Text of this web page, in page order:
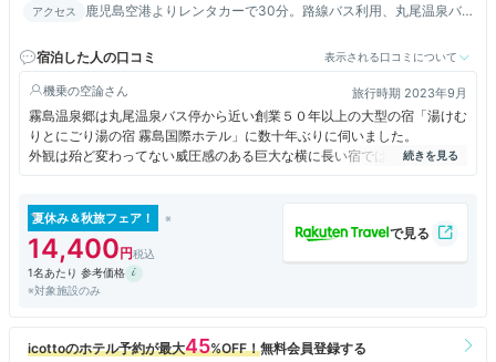
アクセス
鹿児島空港よりレンタカーで30分。路線バス利用、丸尾温泉バ
宿泊した人の口コミ
表示される口コミについて
機乗の空論 旅行時期 2023年9月
霧島温泉郷は丸尾温泉バス停から近い創業５０年以上の大型の宿「湯けむ
りとにごり湯の宿 霧島国際ホテル」に数十年ぶりに伺いました。
外観は殆ど変わってない威圧感のある巨大な横に長い宿では懐かしい昭和
の全盛期を感じます～、しかし、２０２１年５月には閉館予定から一転、
後、リニューアルオープンと成ったようです。
Ｈ/Ｐを拝見すれば館内を全体的に改装し、特にロビー・部屋・レストラ
ン・大浴場などの利用客が直接接する部分は力の入れようが判るほど大胆
にリホームされてます。
の露天風呂は現在は休止状態に成り残念です。（予算の都合上らしいので
夏休み＆秋旅フェア！
14,400
1名あたり 参考価格
※対象施設のみ